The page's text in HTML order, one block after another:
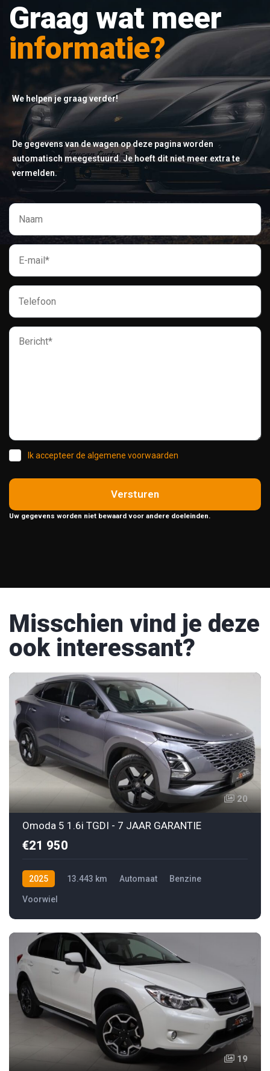
Graag wat meer
informatie?
We helpen je graag verder!
De gegevens van de wagen op deze pagina worden
automatisch meegestuurd. Je hoeft dit niet meer extra te
vermelden.
Ik accepteer de algemene voorwaarden
Versturen
Uw gegevens worden niet bewaard voor andere doeleinden.
Misschien vind je deze
ook interessant?
20
Omoda 5 1.6i TGDI - 7 JAAR GARANTIE
€21 950
2025 13.443 km Automaat Benzine
Voorwiel
19